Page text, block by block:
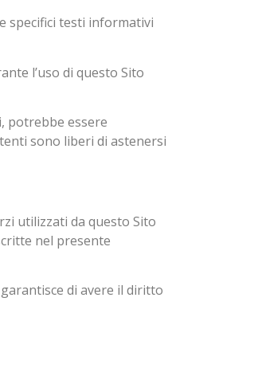
specifici testi informativi
l’uso di questo Sito
potrebbe essere
sono liberi di astenersi
utilizzati da questo Sito
nel presente
di avere il diritto